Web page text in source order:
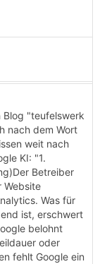
Blog "teufelswerk
nach dem Wort
weit nach
KI: "1.
Betreiber
Website
Was für
ist, erschwert
belohnt
oder
fehlt Google ein